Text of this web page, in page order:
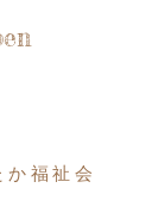
か福祉会